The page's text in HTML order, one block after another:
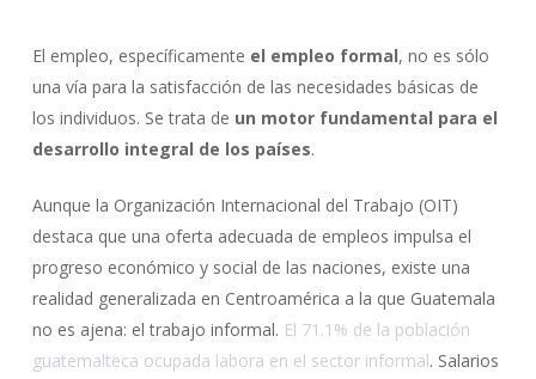
El empleo, específicamente el empleo formal, no es sólo
una vía para la satisfacción de las necesidades básicas de
los individuos. Se trata de un motor fundamental para el
desarrollo integral de los países.
Aunque la Organización Internacional del Trabajo (OIT)
destaca que una oferta adecuada de empleos impulsa el
progreso económico y social de las naciones, existe una
realidad generalizada en Centroamérica a la que Guatemala
no es ajena: el trabajo informal. El 71.1% de la población
guatemalteca ocupada labora en el sector informal. Salarios